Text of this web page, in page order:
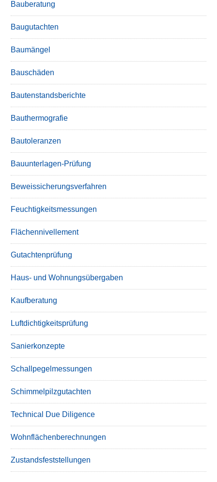
Bauberatung
Baugutachten
Baumängel
Bauschäden
Bautenstandsberichte
Bauthermografie
Bautoleranzen
Bauunterlagen-Prüfung
Beweissicherungsverfahren
Feuchtigkeitsmessungen
Flächennivellement
Gutachtenprüfung
Haus- und Wohnungsübergaben
Kaufberatung
Luftdichtigkeitsprüfung
Sanierkonzepte
Schallpegelmessungen
Schimmelpilzgutachten
Technical Due Diligence
Wohnflächenberechnungen
Zustandsfeststellungen